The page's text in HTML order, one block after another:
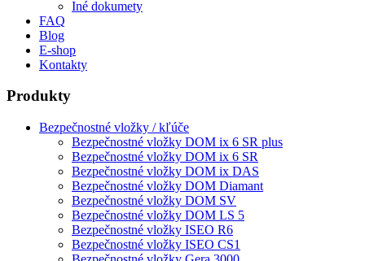
Iné dokumety
FAQ
Blog
E-shop
Kontakty
Produkty
Bezpečnostné vložky / kľúče
Bezpečnostné vložky DOM ix 6 SR plus
Bezpečnostné vložky DOM ix 6 SR
Bezpečnostné vložky DOM ix DAS
Bezpečnostné vložky DOM Diamant
Bezpečnostné vložky DOM SV
Bezpečnostné vložky DOM LS 5
Bezpečnostné vložky ISEO R6
Bezpečnostné vložky ISEO CS1